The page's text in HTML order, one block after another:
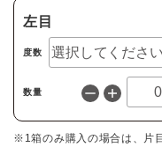
左目
度数
数量
※1箱のみ購入の場合は、片